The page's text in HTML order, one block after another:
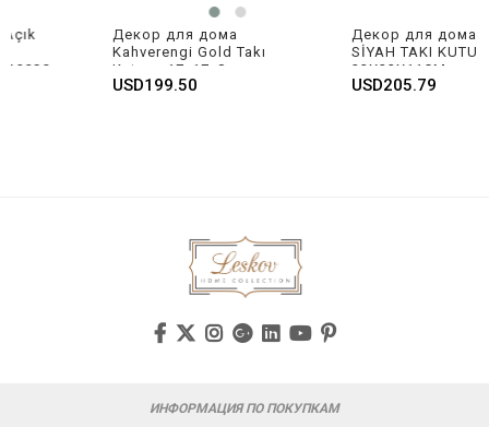
Декор для дома
Kahverengi Gold Takı
Kutusu 17x17x8cm
P230.339869
USD199.50
Декор для дома
SİYAH TAKI KUTUSU
22X22X11CM
USD205.79
ИНФОРМАЦИЯ ПО ПОКУПКАМ